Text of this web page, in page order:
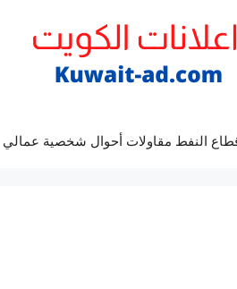
النفط مقاولات أحوال شخصية عمالي